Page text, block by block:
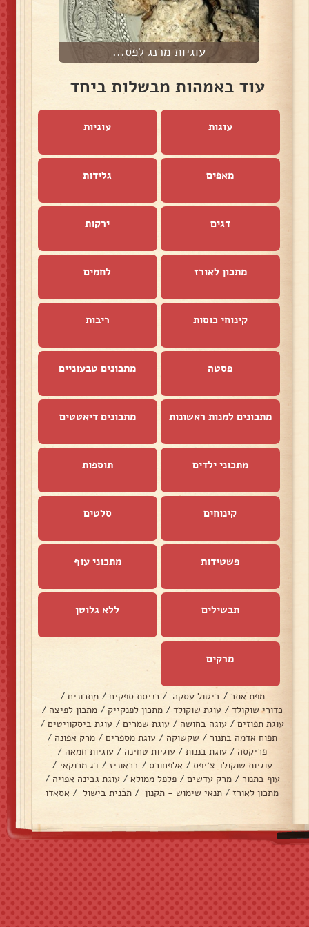
עוגיות מרנג לפס...
עוד באמהות מבשלות ביחד
עוגות עוגיות
מאפים גלידות
דגים ירקות
מתכון לאורז לחמים
קינוחי כוסות ריבות
פסטה מתכונים טבעוניים
מתכונים למנות ראשונות מתכונים דיאטטים
מתכוני ילדים תוספות
קינוחים סלטים
פשטידות מתכוני עוף
תבשילים ללא גלוטן
מרקים
מפת אתר / ביטול עסקה / כניסת ספקים / מתכונים /
כדורי שוקולד / עוגת שוקולד / מתכון לפנקייק / מתכון לפיצה /
עוגת תפוזים / עוגה בחושה / עוגת שמרים / עוגת ביסקוויטים /
תפוח אדמה בתנור / שקשוקה / עוגת מספרים / מרק אפונה /
פריקסה / עוגת בננות / עוגיות טחינה / עוגיות חמאה /
עוגיות שוקולד צ׳יפס / אלפחורס / בראוניז / דג מרוקאי /
עוף בתנור / מרק עדשים / פלפל ממולא / עוגת גבינה אפויה /
מתכון לאורז / תנאי שימוש - תקנון / תכנית בישול / אסאדו